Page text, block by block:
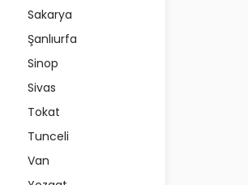
Sakarya
Şanlıurfa
Sinop
Sivas
Tokat
Tunceli
Van